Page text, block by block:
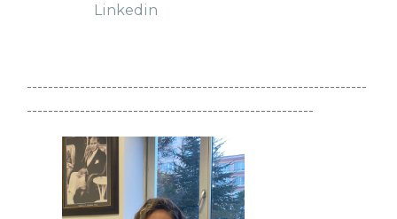
Linkedin
----------------------------------------------------------------
------------------------------------------------------